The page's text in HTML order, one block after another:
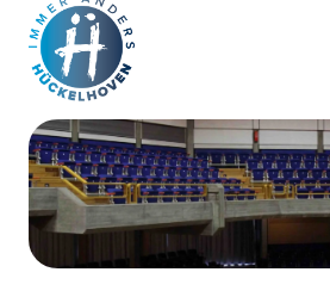
Zum Hauptinhalt springen